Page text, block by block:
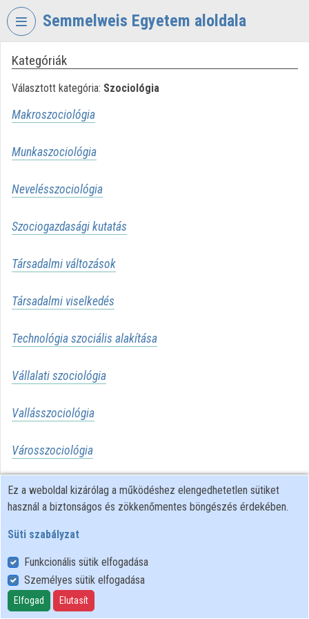
Fejléc kihagyása
Semmelweis Egyetem aloldala
VIDEO
EGYETEM
Intézményi kezdőlap
Kategóriák
Intézményi listák
Kategóriák
Választott kategória: Szociológia
Makroszociológia
Munkaszociológia
Nevelésszociológia
Szociogazdasági kutatás
Társadalmi változások
Társadalmi viselkedés
Technológia szociális alakítása
Vállalati szociológia
Vallásszociológia
Városszociológia
Vidékszociológia
Felhasználói szabályzat
Adatkezelési tájékoztató
Süti szabályzat
Ez a weboldal kizárólag a működéshez elengedhetetlen sütiket
használ a biztonságos és zökkenőmentes böngészés érdekében.
Süti szabályzat
Funkcionális sütik elfogadása
Személyes sütik elfogadása
Elfogad Elutasít